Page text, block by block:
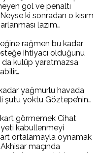
gol ve penaltı
ki sonradan o kısım
lazım…
rağmen bu kadar
ihtiyacı olduğunu
kulüp yaratmazsa
yağmurlu havada
şutu yoktu Göztepe’nin…
kart görmemek Cihat
kabullenmeyi
ortalamayla oynamak
maçında